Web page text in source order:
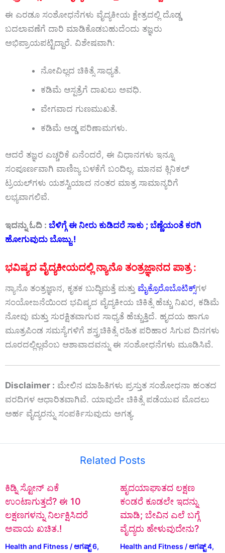
ಈ ಎರಡೂ ಸಂಶೋಧನೆಗಳು ವೈದ್ಯಕೀಯ ಕ್ಷೇತ್ರದಲ್ಲಿ ದೊಡ್ಡ
ಬದಲಾವಣೆಗೆ ದಾರಿ ಮಾಡಿಕೊಡಬಹುದೆಂದು ತಜ್ಞರು
ಅಭಿಪ್ರಾಯಪಟ್ಟಿದ್ದಾರೆ. ವಿಶೇಷವಾಗಿ:
ನೋವಿಲ್ಲದ ಚಿಕಿತ್ಸೆ ಸಾಧ್ಯತೆ.
ಕಡಿಮೆ ಆಸ್ಪತ್ರೆಗೆ ದಾಖಲು ಅವಧಿ.
ವೇಗವಾದ ಗುಣಮುಖತೆ.
ಕಡಿಮೆ ಅಡ್ಡ ಪರಿಣಾಮಗಳು.
ಆದರೆ ತಜ್ಞರ ಎಚ್ಚರಿಕೆ ಏನೆಂದರೆ, ಈ ವಿಧಾನಗಳು ಇನ್ನೂ
ಸಂಪೂರ್ಣವಾಗಿ ವಾಣಿಜ್ಯ ಬಳಕೆಗೆ ಬಂದಿಲ್ಲ. ಮಾನವ ಕ್ಲಿನಿಕಲ್
ಟ್ರಯಲ್‌ಗಳು ಯಶಸ್ವಿಯಾದ ನಂತರ ಮಾತ್ರ ಸಾಮಾನ್ಯರಿಗೆ
ಲಭ್ಯವಾಗಲಿವೆ.
ಇದನ್ನು ಓದಿ : ಬೆಳಿಗ್ಗೆ ಈ ನೀರು ಕುಡಿದರೆ ಸಾಕು ; ಬೆಣ್ಣೆಯಂತೆ ಕರಗಿ
ಹೋಗುವುದು ಬೊಜ್ಜು.!
ಭವಿಷ್ಯದ ವೈದ್ಯಕೀಯದಲ್ಲಿ ನ್ಯಾನೊ ತಂತ್ರಜ್ಞಾನದ ಪಾತ್ರ :
ನ್ಯಾನೊ ತಂತ್ರಜ್ಞಾನ, ಕೃತಕ ಬುದ್ಧಿಮತ್ತೆ ಮತ್ತು ಮೈಕ್ರೊರೊಬೊಟಿಕ್ಸ್‌ಗಳ
ಸಂಯೋಜನೆಯಿಂದ ಭವಿಷ್ಯದ ವೈದ್ಯಕೀಯ ಚಿಕಿತ್ಸೆ ಹೆಚ್ಚು ನಿಖರ, ಕಡಿಮೆ
ನೋವು ಮತ್ತು ಸುರಕ್ಷಿತವಾಗುವ ಸಾಧ್ಯತೆ ಹೆಚ್ಚುತ್ತಿದೆ. ಹೃದಯ ಹಾಗೂ
ಮೂತ್ರಪಿಂಡ ಸಮಸ್ಯೆಗಳಿಗೆ ಶಸ್ತ್ರಚಿಕಿತ್ಸೆ ರಹಿತ ಪರಿಹಾರ ಸಿಗುವ ದಿನಗಳು
ದೂರದಲ್ಲಿಲ್ಲವೆಂಬ ಆಶಾವಾದವನ್ನು ಈ ಸಂಶೋಧನೆಗಳು ಮೂಡಿಸಿವೆ.
Disclaimer : ಮೇಲಿನ ಮಾಹಿತಿಗಳು ಪ್ರಸ್ತುತ ಸಂಶೋಧನಾ ಹಂತದ
ವರದಿಗಳ ಆಧಾರಿತವಾಗಿವೆ. ಯಾವುದೇ ಚಿಕಿತ್ಸೆ ಪಡೆಯುವ ಮೊದಲು
ಅರ್ಹ ವೈದ್ಯರನ್ನು ಸಂಪರ್ಕಿಸುವುದು ಅಗತ್ಯ.
Related Posts
ಕಿಡ್ನಿ ಸ್ಟೋನ್‌ ಏಕೆ
ಉಂಟಾಗುತ್ತದೆ? ಈ 10
ಲಕ್ಷಣಗಳನ್ನು ನಿರ್ಲಕ್ಷಿಸಿದರೆ
ಅಪಾಯ ಖಚಿತ.!
Health and Fitness /ಆಗಷ್ಟ್ 6,
ಹೃದಯಾಘಾತದ ಲಕ್ಷಣ
ಕಂಡರೆ ಕೂಡಲೇ ಇದನ್ನು
ಮಾಡಿ; ಬೇವಿನ ಎಲೆ ಬಗ್ಗೆ
ವೈದ್ಯರು ಹೇಳುವುದೇನು?
Health and Fitness /ಆಗಷ್ಟ್ 4,